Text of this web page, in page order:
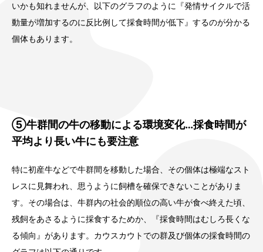
いかも知れませんが、以下のグラフのように『発情サイクルで活
動量が増加するのに反比例して採食時間が低下』するのが分かる
個体もあります。
⑤牛群間の牛の移動による環境変化…採食時間が
平均より長い牛にも要注意
特に初産牛などで牛群間を移動した場合、その個体は極端なスト
レスに見舞われ、思うように飼槽を確保できないことがありま
す。その場合は、牛群内の社会的順位の高い牛が食べ終えた頃、
残飼をあさるように採食するためか、『採食時間はむしろ長くな
る傾向』があります。カウスカウトでの群及び個体の採食時間の